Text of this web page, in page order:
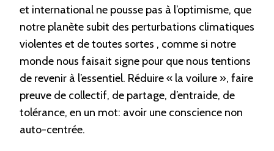
et international ne pousse pas à l’optimisme, que
notre planète subit des perturbations climatiques
violentes et de toutes sortes , comme si notre
monde nous faisait signe pour que nous tentions
de revenir à l’essentiel. Réduire « la voilure », faire
preuve de collectif, de partage, d’entraide, de
tolérance, en un mot: avoir une conscience non
auto-centrée.